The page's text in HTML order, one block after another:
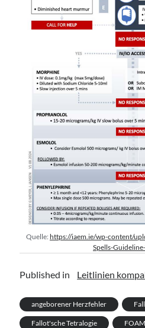
Quelle:https://iaem.ie/wp-content/
Spells-
Published in Leitlinien
angeborener Herzfehler
Fallot'sche Tetralogie FOAM